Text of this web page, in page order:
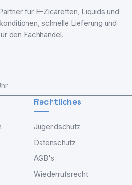
für E-Zigaretten, Liquids und
schnelle Lieferung und
den Fachhandel.
Rechtliches
Jugendschutz
Datenschutz
AGB's
Wiederrufsrecht